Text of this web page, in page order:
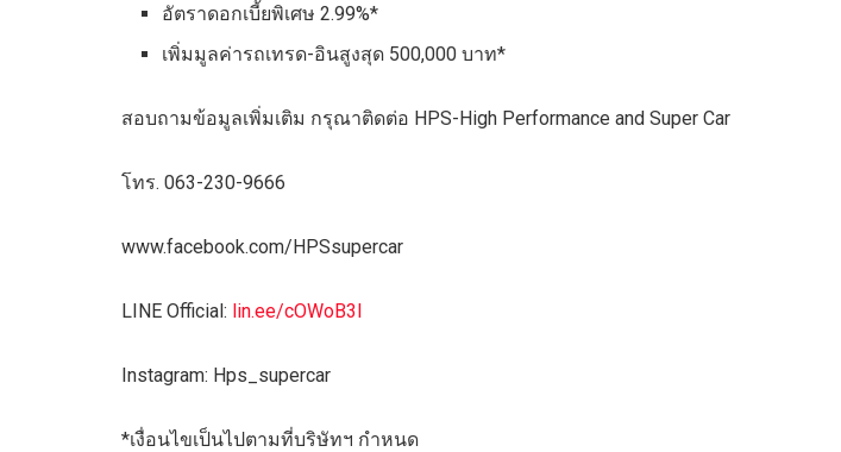
อัตราดอกเบี้ยพิเศษ 2.99%*
เพิ่มมูลค่ารถเทรด-อินสูงสุด 500,000 บาท*
สอบถามข้อมูลเพิ่มเติม กรุณาติดต่อ HPS-High Performance and Super Car
โทร. 063-230-9666
www.facebook.com/HPSsupercar
LINE Official: lin.ee/cOWoB3I
Instagram: Hps_supercar
*เงื่อนไขเป็นไปตามที่บริษัทฯ กำหนด